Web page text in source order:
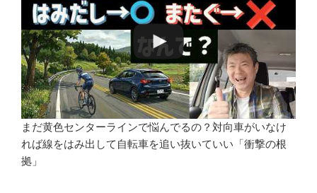
まだ黄色センターラインで悩んでるの？対向車がいなけ
れば線をはみ出して自転車を追い抜いていい「衝撃の根
拠」